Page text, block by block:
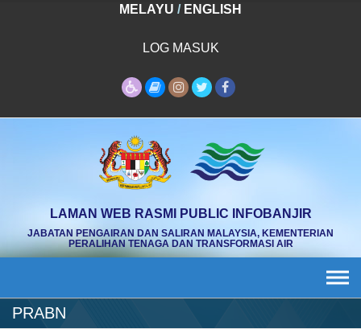
MELAYU / ENGLISH
LOG MASUK
LAMAN WEB RASMI PUBLIC INFOBANJIR
JABATAN PENGAIRAN DAN SALIRAN MALAYSIA, KEMENTERIAN
PERALIHAN TENAGA DAN TRANSFORMASI AIR
PRABN